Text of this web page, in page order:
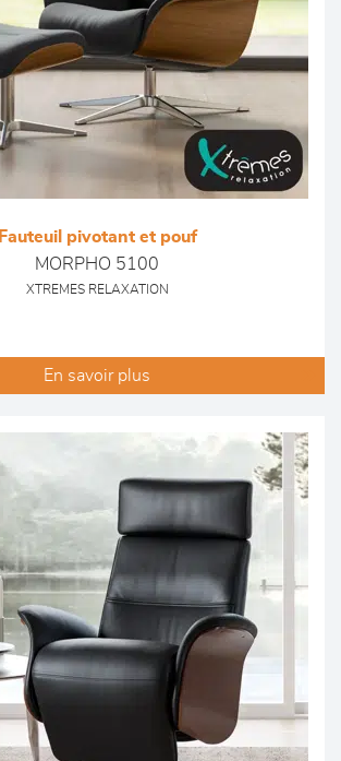
Fauteuil pivotant et pouf
MORPHO 5100
XTREMES RELAXATION
En savoir plus